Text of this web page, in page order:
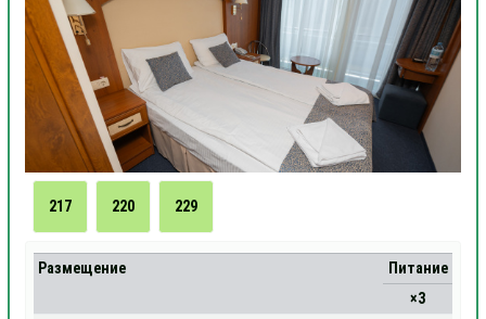
217 220 229
Размещение
Питание
×3